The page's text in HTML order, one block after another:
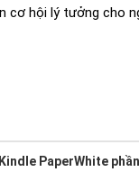
cơ hội lý tưởng cho
PaperWhite